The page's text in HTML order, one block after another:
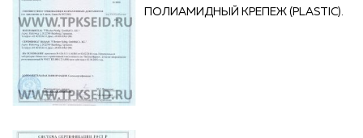
ПОЛИАМИДНЫЙ КРЕПЕЖ (PLASTIC).